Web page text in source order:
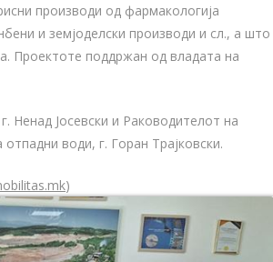
производи од фармакологија
и земјоделски производи и сл., а што
Проектоте поддржан од владата на
Ненад Јосевски и Раководителот на
води, г. Горан Трајковски.
)